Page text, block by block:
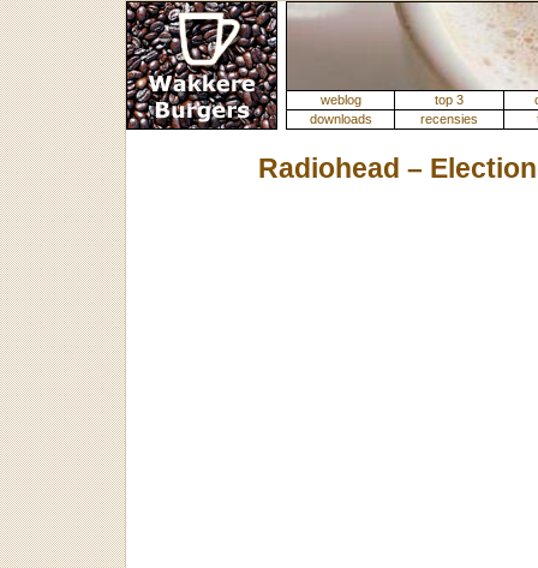
weblog top 3
downloads
recensies
Radiohead –